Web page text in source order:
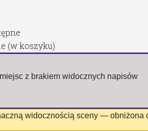
(w koszyku)
z brakiem widocznych napisów
widocznością sceny — obniżona